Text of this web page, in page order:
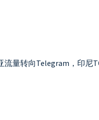
流量转向Telegram，印尼